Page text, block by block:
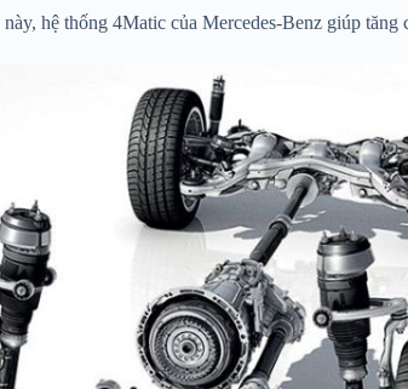
hệ thống 4Matic của Mercedes-Benz giúp